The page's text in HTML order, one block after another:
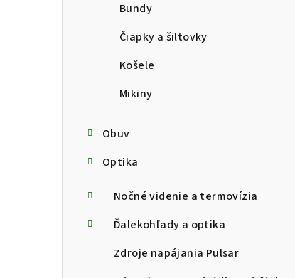
Bundy
Čiapky a šiltovky
Košele
Mikiny
Obuv
Optika
Nočné videnie a termovízia
Ďalekohľady a optika
Zdroje napájania Pulsar